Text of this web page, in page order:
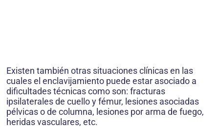
Existen también otras situaciones clínicas en las
cuales el enclavijamiento puede estar asociado a
dificultades técnicas como son: fracturas
ipsilaterales de cuello y fémur, lesiones asociadas
pélvicas o de columna, lesiones por arma de fuego,
heridas vasculares, etc.